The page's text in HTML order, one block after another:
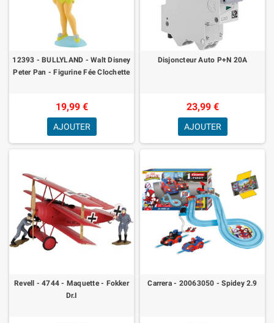
12393 - BULLYLAND - Walt Disney
Peter Pan - Figurine Fée Clochette
19,99 €
AJOUTER
Disjoncteur Auto P+N 20A
23,99 €
AJOUTER
Revell - 4744 - Maquette - Fokker
Dr.I
Carrera - 20063050 - Spidey 2.9